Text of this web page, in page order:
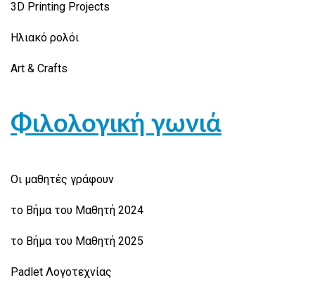
3D Printing Projects
Ηλιακό ρολόι
Art & Crafts
Φιλολογική γωνιά
Οι μαθητές γράφουν
το Βήμα του Μαθητή 2024
το Βήμα του Μαθητή 2025
Padlet Λογοτεχνίας